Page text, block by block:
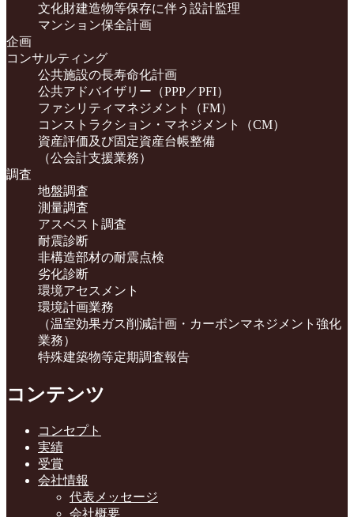
文化財建造物等保存に伴う設計監理
マンション保全計画
企画
コンサルティング
公共施設の長寿命化計画
公共アドバイザリー（PPP／PFI）
ファシリティマネジメント（FM）
コンストラクション・マネジメント（CM）
資産評価及び固定資産台帳整備
（公会計支援業務）
調査
地盤調査
測量調査
アスベスト調査
耐震診断
非構造部材の耐震点検
劣化診断
環境アセスメント
環境計画業務
（温室効果ガス削減計画・カーボンマネジメント強化
業務）
特殊建築物等定期調査報告
コンテンツ
コンセプト
実績
受賞
会社情報
代表メッセージ
会社概要